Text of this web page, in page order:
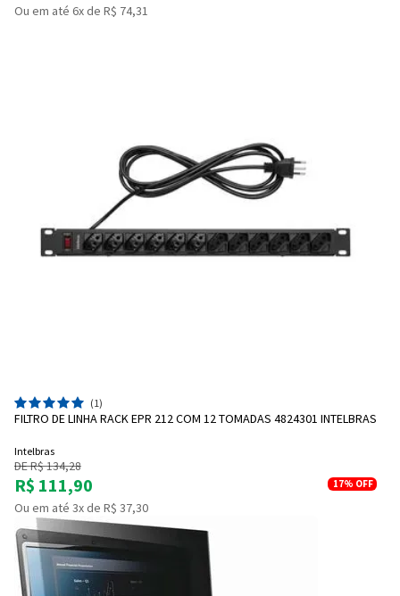
Ou em até 6x de R$ 74,31
(1)
FILTRO DE LINHA RACK EPR 212 COM 12 TOMADAS 4824301 INTELBRAS
Intelbras
DE R$ 134,28
R$ 111,90 17% OFF
Ou em até 3x de R$ 37,30